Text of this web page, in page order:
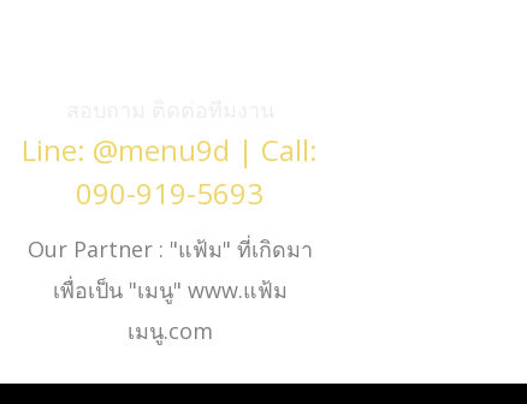
Line: @menu9d | Call:
090-919-5693
Our Partner : "แฟ้ม" ที่เกิดมา
เพื่อเป็น "เมนู" www.แฟ้ม
เมนู.com